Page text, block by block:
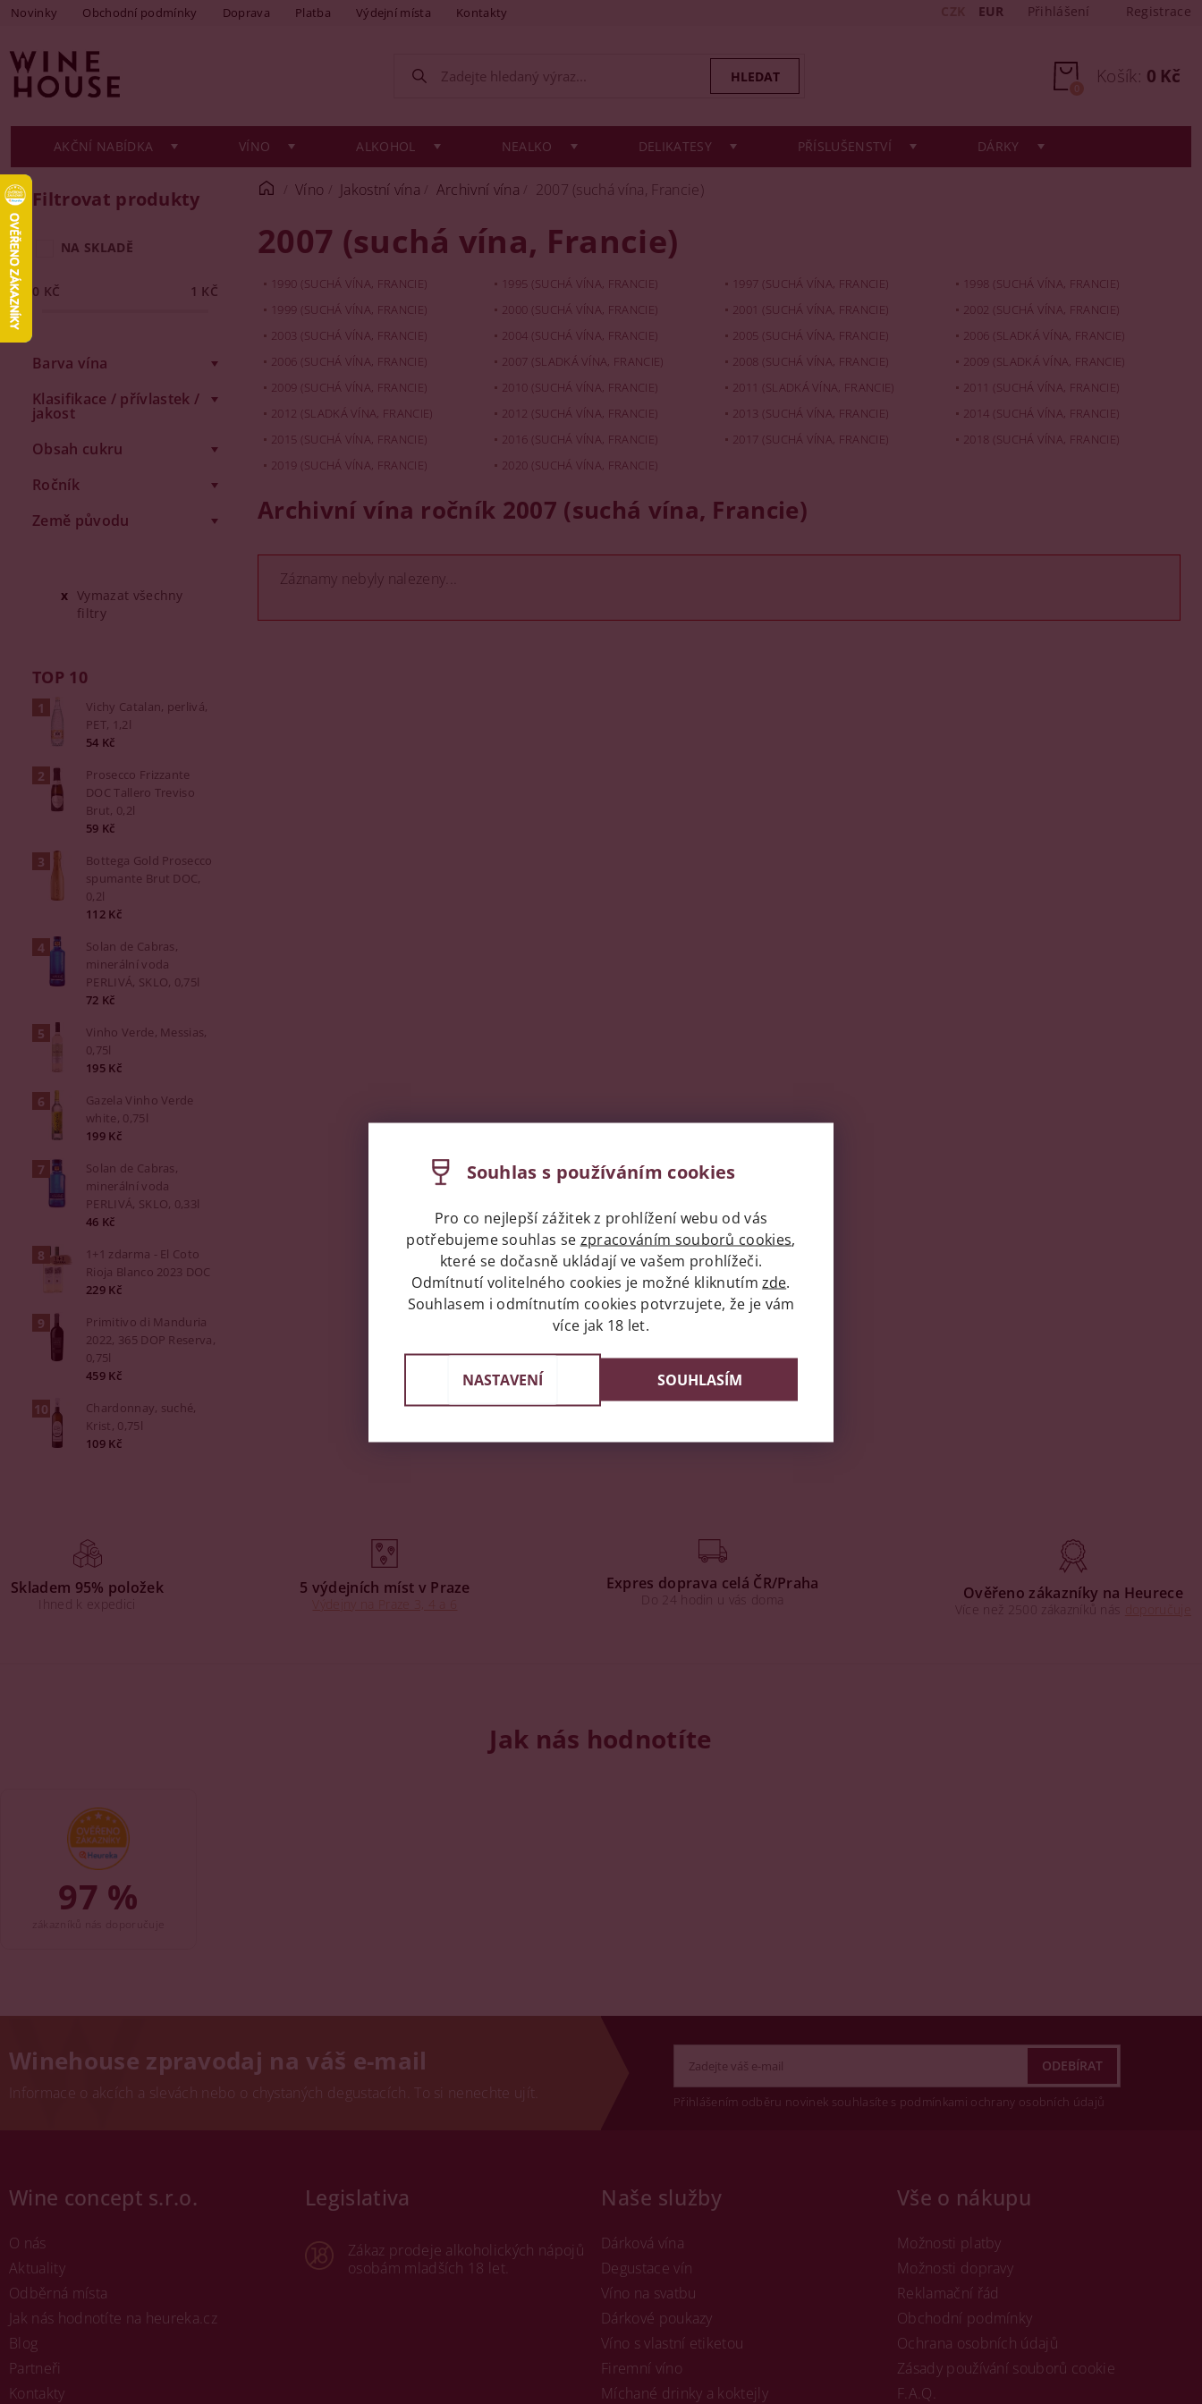
Novinky Obchodní podmínky Doprava Platba Výdejní místa Kontakty EUR Přihlášení Registrace
Košík: 0 Kč
0
AKČNÍ NABÍDKA VÍNO ALKOHOL NEALKO DELIKATESY PŘÍSLUŠENSTVÍ DÁRKY
Filtrovat produkty
NA SKLADĚ
0 KČ 1 KČ
Barva vína
Klasifikace / přívlastek /
jakost
Obsah cukru
Ročník
Země původu
Vymazat všechny
filtry
TOP 10
Vichy Catalan, perlivá,
PET, 1,2l
54 Kč
Prosecco Frizzante
DOC Tallero Treviso
Brut, 0,2l
59 Kč
Bottega Gold Prosecco
spumante Brut DOC,
0,2l
112 Kč
Solan de Cabras,
minerální voda
PERLIVÁ, SKLO, 0,75l
72 Kč
Vinho Verde, Messias,
0,75l
195 Kč
Gazela Vinho Verde
white, 0,75l
199 Kč
Solan de Cabras,
minerální voda
PERLIVÁ, SKLO, 0,33l
46 Kč
1+1 zdarma - El Coto
Rioja Blanco 2023 DOC
229 Kč
Primitivo di Manduria
2022, 365 DOP Reserva,
0,75l
459 Kč
Chardonnay, suché,
Krist, 0,75l
109 Kč
Víno Jakostní vína Archivní vína 2007 (suchá vína, Francie)
2007 (suchá vína, Francie)
1990 (SUCHÁ VÍNA, FRANCIE) 1995 (SUCHÁ VÍNA, FRANCIE) 1997 (SUCHÁ VÍNA, FRANCIE)
1998 (SUCHÁ VÍNA, FRANCIE)
1999 (SUCHÁ VÍNA, FRANCIE)
2000 (SUCHÁ VÍNA, FRANCIE) 2001 (SUCHÁ VÍNA, FRANCIE)
2002 (SUCHÁ VÍNA, FRANCIE)
2003 (SUCHÁ VÍNA, FRANCIE)
2004 (SUCHÁ VÍNA, FRANCIE) 2005 (SUCHÁ VÍNA, FRANCIE)
2006 (SLADKÁ VÍNA, FRANCIE)
2006 (SUCHÁ VÍNA, FRANCIE)
2007 (SLADKÁ VÍNA, FRANCIE) 2008 (SUCHÁ VÍNA, FRANCIE)
2009 (SLADKÁ VÍNA, FRANCIE)
2009 (SUCHÁ VÍNA, FRANCIE)
2010 (SUCHÁ VÍNA, FRANCIE) 2011 (SLADKÁ VÍNA, FRANCIE)
2011 (SUCHÁ VÍNA, FRANCIE)
2012 (SLADKÁ VÍNA, FRANCIE)
2012 (SUCHÁ VÍNA, FRANCIE) 2013 (SUCHÁ VÍNA, FRANCIE)
2014 (SUCHÁ VÍNA, FRANCIE)
2015 (SUCHÁ VÍNA, FRANCIE)
2016 (SUCHÁ VÍNA, FRANCIE) 2017 (SUCHÁ VÍNA, FRANCIE)
2018 (SUCHÁ VÍNA, FRANCIE)
2019 (SUCHÁ VÍNA, FRANCIE)
2020 (SUCHÁ VÍNA, FRANCIE)
Archivní vína ročník 2007 (suchá vína, Francie)
Záznamy nebyly nalezeny...
Skladem 95% položek
Ihned k expedici
5 výdejních míst v Praze
Výdejny na Praze 3, 4 a 6
Expres doprava celá ČR/Praha
Do 24 hodin u vás doma Ověřeno zákazníky na Heurece
Více než 2500 zákazníků nás
Jak nás hodnotíte
97 %
Winehouse zpravodaj na váš e-mail
Informace o akcích a slevách nebo o chystaných degustacích. To si nenechte ujít. Přihlášením odběru novinek souhlasíte s podmínkami ochrany osobních údajů
Wine concept s.r.o.
O nás
Aktuality
Odběrná místa
Jak nás hodnotíte na heureka.cz
Blog
Partneři
Kontakty
Legislativa
Zákaz prodeje alkoholických nápojů
osobám mladších 18 let.
Naše služby
Dárková vína
Degustace vín
Víno na svatbu
Dárkové poukazy
Víno s vlastní etiketou
Firemní víno
Míchané drinky a koktejly
Vše o nákupu
Možnosti platby
Možnosti dopravy
Reklamační řád
Obchodní podmínky
Ochrana osobních údajů
Zásady používání souborů cookie
F.A.Q.
Souhlas s používáním cookies
Pro co nejlepší zážitek z prohlížení webu od vás
potřebujeme souhlas se zpracováním souborů cookies,
které se dočasně ukládají ve vašem prohlížeči.
Odmítnutí volitelného cookies je možné kliknutím zde.
Souhlasem i odmítnutím cookies potvrzujete, že je vám
více jak 18 let.
NASTAVENÍ SOUHLASÍM